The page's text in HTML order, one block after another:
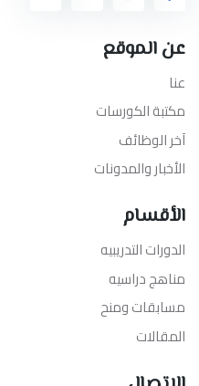
عن الموقع
عنا
مكتبة الكورسات
آخر الوظائف
الأخبار والمدونات
الأقسام
الدورات التدريبيه
مناهج دراسيه
مسابقات ومنح
المقالات